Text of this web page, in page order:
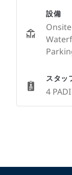
設備
スタッ
4